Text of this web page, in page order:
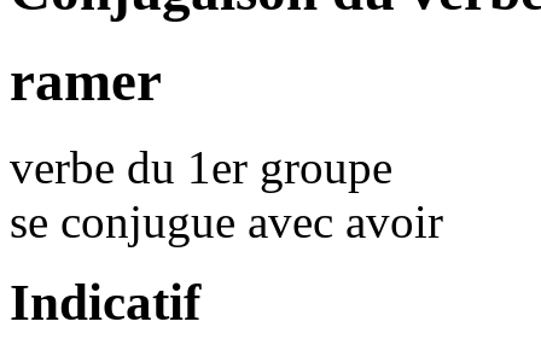
ramer
verbe du 1er groupe
se conjugue avec avoir
Indicatif